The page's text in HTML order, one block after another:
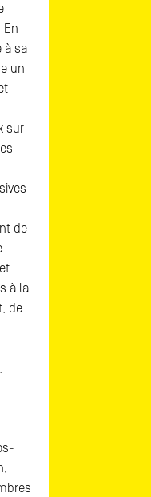
En
à sa
un
sur
de
à la
de